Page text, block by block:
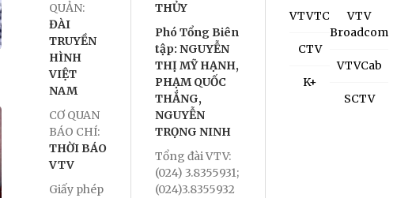
QUẢN:
ĐÀI
TRUYỀN
HÌNH
VIỆT
NAM
CƠ QUAN
BÁO CHÍ:
THỜI BÁO
VTV
Giấy phép
THỦY
Phó Tổng Biên
tập: NGUYỄN
THỊ MỸ HẠNH,
PHẠM QUỐC
THẮNG,
NGUYỄN
TRỌNG NINH
Tổng đài VTV:
(024) 3.8355931;
(024)3.8355932
VTVTC
CTV
K+
VTV
Broadcom
VTVCab
SCTV